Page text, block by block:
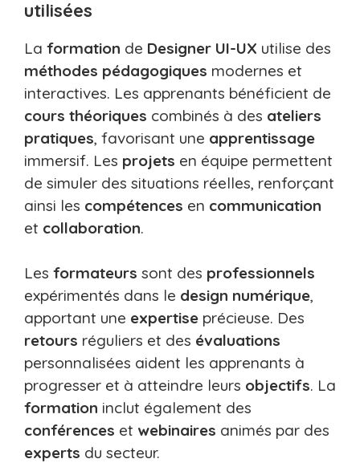
utilisées
La formation de Designer UI-UX utilise des
méthodes pédagogiques modernes et
interactives. Les apprenants bénéficient de
cours théoriques combinés à des ateliers
pratiques, favorisant une apprentissage
immersif. Les projets en équipe permettent
de simuler des situations réelles, renforçant
ainsi les compétences en communication
et collaboration.
Les formateurs sont des professionnels
expérimentés dans le design numérique,
apportant une expertise précieuse. Des
retours réguliers et des évaluations
personnalisées aident les apprenants à
progresser et à atteindre leurs objectifs. La
formation inclut également des
conférences et webinaires animés par des
experts du secteur.